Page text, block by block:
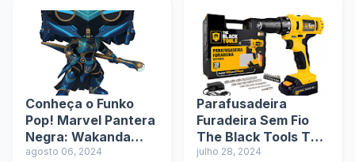
Conheça o Funko
Pop! Marvel Pantera
Negra: Wakanda
Para Sempre -
agosto 06, 2024
Parafusadeira
Furadeira Sem Fio
The Black Tools TB-
12E: Versatilidade e
julho 28, 2024